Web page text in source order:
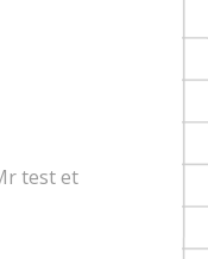
test et